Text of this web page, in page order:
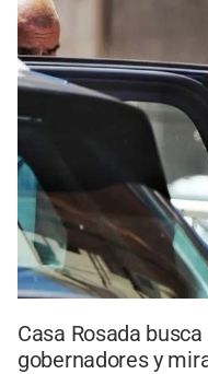
Casa Rosada
gobernadores y